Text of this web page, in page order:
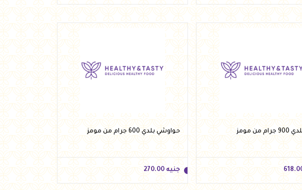
جنيه 172.00
من مومز حواوشي بلدي 600 جرام من مومز
جنيه 270.00